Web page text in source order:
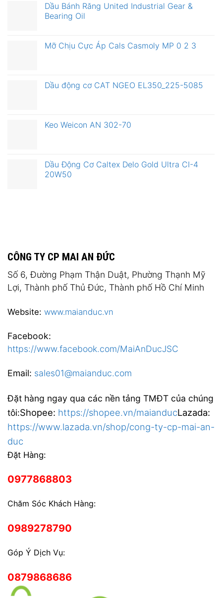
Dầu Bánh Răng United Industrial Gear &
Bearing Oil
Mỡ Chịu Cực Áp Cals Casmoly MP 0 2 3
Dầu động cơ CAT NGEO EL350_225-5085
Keo Weicon AN 302-70
Dầu Động Cơ Caltex Delo Gold Ultra CI-4
20W50
CÔNG TY CP MAI AN ĐỨC
Số 6, Đường Phạm Thận Duật, Phường Thạnh Mỹ
Lợi, Thành phố Thủ Đức, Thành phố Hồ Chí Minh
Website: www.maianduc.vn
Facebook:
https://www.facebook.com/MaiAnDucJSC
Email: sales01@maianduc.com
Đặt hàng ngay qua các nền tảng TMĐT của chúng
tôi:Shopee: https://shopee.vn/maianducLazada:
https://www.lazada.vn/shop/cong-ty-cp-mai-an-
duc
Đặt Hàng:
0977868803
Chăm Sóc Khách Hàng:
0989278790
Góp Ý Dịch Vụ:
0879868686